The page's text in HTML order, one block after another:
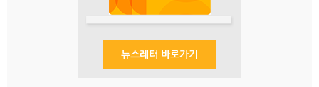
뉴스레터 바로가기